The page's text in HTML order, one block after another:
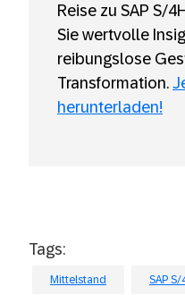
Reise zu SAP S/
Sie wertvolle
reibungslose
Transformation.
herunterladen!
Tags:
Mittelstand SAP S/